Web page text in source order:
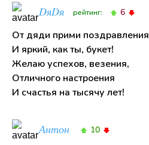
DяDя рейтинг: 6
От дяди прими поздравления
И яркий, как ты, букет!
Желаю успехов, везения,
Отличного настроения
И счастья на тысячу лет!
Антон 10